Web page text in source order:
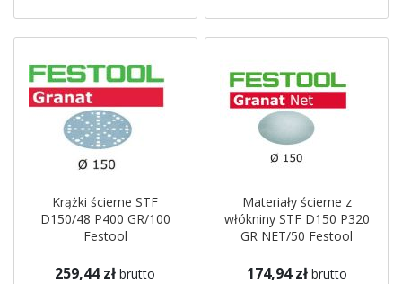
Krążki ścierne STF
D150/48 P400 GR/100
Festool
259,44 zł brutto
Materiały ścierne z
włókniny STF D150 P320
GR NET/50 Festool
174,94 zł brutto